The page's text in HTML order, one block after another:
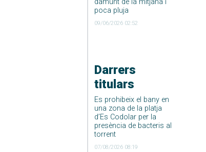
poca pluja
09/06/2026 02:52
Darrers
titulars
Es prohibeix el bany en
una zona de la platja
d’Es Codolar per la
presència de bacteris al
torrent
07/08/2026 08:19